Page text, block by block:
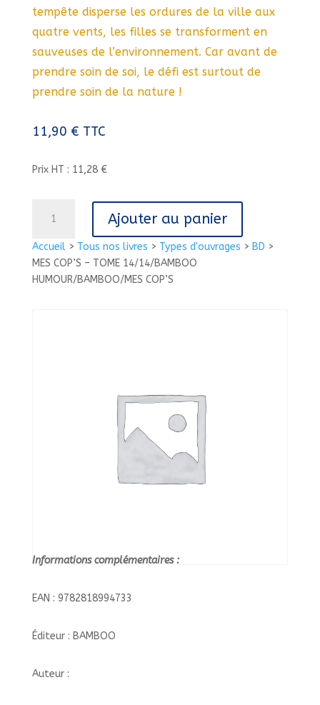
Accueil> Tous nos livres > Types d'ouvrages > BD >
MES COP’S – TOME 14/14/BAMBOO
HUMOUR/BAMBOO/MES COP’S
tempête disperse les ordures de la ville aux
quatre vents, les filles se transforment en
sauveuses de l’environnement. Car avant de
prendre soin de soi, le défi est surtout de
prendre soin de la nature !
11,90 € TTC
Prix HT : 11,28 €
MES
COP'S
-
Ajouter au panier
Informations complémentaires :
EAN : 9782818994733
Éditeur : BAMBOO
Auteur :